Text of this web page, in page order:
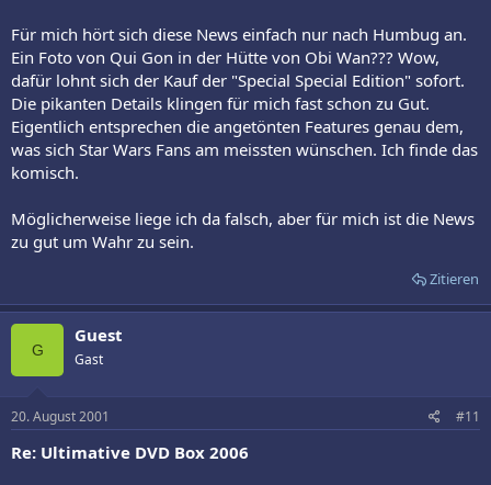
Für mich hört sich diese News einfach nur nach Humbug an.
Ein Foto von Qui Gon in der Hütte von Obi Wan??? Wow,
dafür lohnt sich der Kauf der "Special Special Edition" sofort.
Die pikanten Details klingen für mich fast schon zu Gut.
Eigentlich entsprechen die angetönten Features genau dem,
was sich Star Wars Fans am meissten wünschen. Ich finde das
komisch.
Möglicherweise liege ich da falsch, aber für mich ist die News
zu gut um Wahr zu sein.
Zitieren
G
Guest
Gast
20. August 2001 #11
Re: Ultimative DVD Box 2006